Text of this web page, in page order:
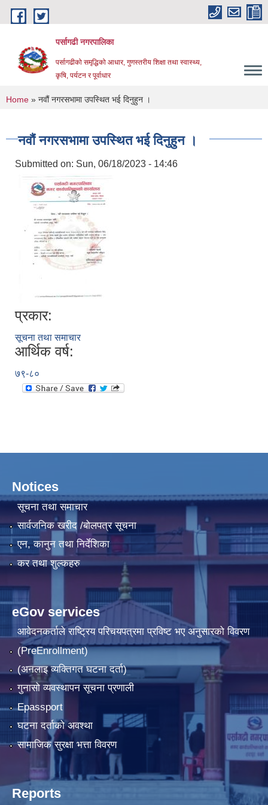
Skip to main content
पर्सागढी नगरपालिका
पर्सागढीको समृद्धिको आधार, गुणस्तरीय शिक्षा तथा स्वास्थ्य,
कृषि, पर्यटन र पूर्वाधार
You are here
Home » नवौं नगरसभामा उपस्थित भई दिनुहुन ।
नवौं नगरसभामा उपस्थित भई दिनुहुन ।
Submitted on: Sun, 06/18/2023 - 14:46
प्रकार:
सूचना तथा समाचार
आर्थिक वर्ष:
७९-८०
Notices
सूचना तथा समाचार
सार्वजनिक खरीद /बोलपत्र सूचना
एन, कानुन तथा निर्देशिका
कर तथा शुल्कहरु
eGov services
आवेदनकर्ताले राष्‍ट्रिय परिचयपत्रमा प्रविष्ट भए अनुसारको विवरण
(PreEnrollment)
(अनलाइ व्यक्तिगत घटना दर्ता)
गुनासो व्यवस्थापन सूचना प्रणाली
Epassport
घटना दर्ताको अवश्था
सामाजिक सुरक्षा भत्ता विवरण
Reports